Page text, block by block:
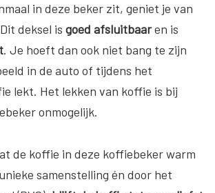
in deze beker zit, geniet je van
deksel is goed afsluitbaaren is
. Je hoeft dan ook niet bang te zijn
in de auto of tijdens het
lekt. Het lekken van koffie is bij
onmogelijk.
de koffie in deze koffiebeker warm
samenstelling én door het